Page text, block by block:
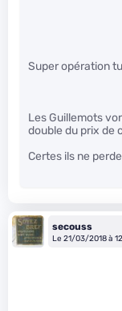
Super opération
Les Guillemots
double du prix de
Certes ils ne
secouss
Le 21/03/2018 à